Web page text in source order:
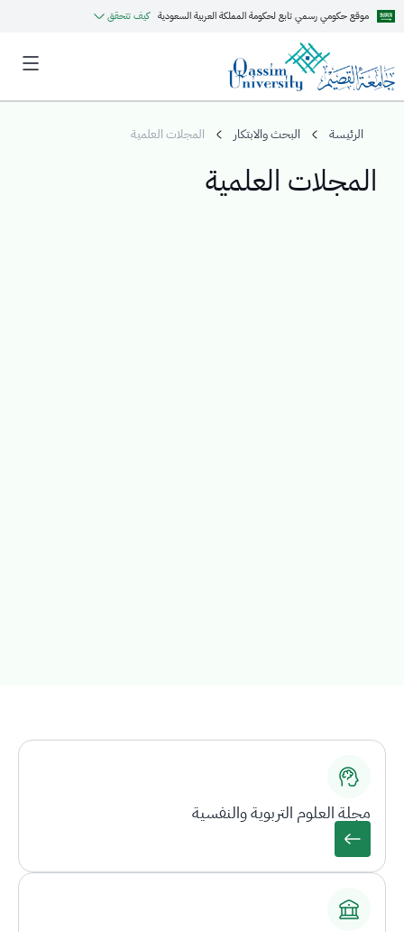
موقع حكومي رسمي تابع لحكومة المملكة العربية السعودية كيف تتحقق
الرئيسة البحث والابتكار المجلات العلمية
المجلات العلمية
مجلة العلوم التربوية والنفسية